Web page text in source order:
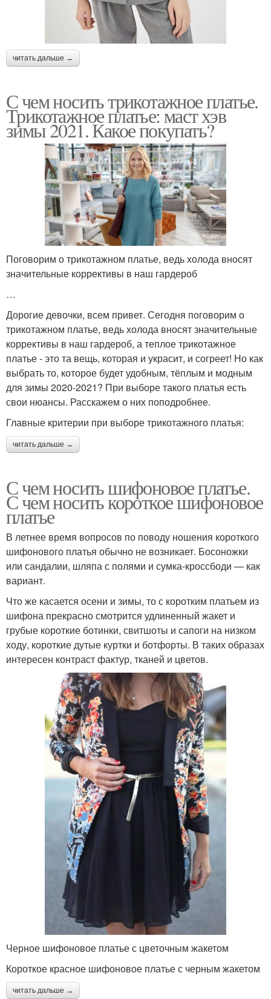
читать дальше →
С чем носить трикотажное платье.
Трикотажное платье: маст хэв
зимы 2021. Какое покупать?
Поговорим о трикотажном платье, ведь холода вносят
значительные коррективы в наш гардероб
…
Дорогие девочки, всем привет. Сегодня поговорим о
трикотажном платье, ведь холода вносят значительные
коррективы в наш гардероб, а теплое трикотажное
платье - это та вещь, которая и украсит, и согреет! Но как
выбрать то, которое будет удобным, тёплым и модным
для зимы 2020-2021? При выборе такого платья есть
свои нюансы. Расскажем о них поподробнее.
Главные критерии при выборе трикотажного платья:
читать дальше →
С чем носить шифоновое платье.
С чем носить короткое шифоновое
платье
В летнее время вопросов по поводу ношения короткого
шифонового платья обычно не возникает. Босоножки
или сандалии, шляпа с полями и сумка-кроссбоди — как
вариант.
Что же касается осени и зимы, то с коротким платьем из
шифона прекрасно смотрится удлиненный жакет и
грубые короткие ботинки, свитшоты и сапоги на низком
ходу, короткие дутые куртки и ботфорты. В таких образах
интересен контраст фактур, тканей и цветов.
Черное шифоновое платье с цветочным жакетом
Короткое красное шифоновое платье с черным жакетом
читать дальше →